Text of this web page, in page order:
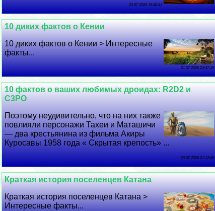
23 07 2026 15:48:43
10 диких фактов о Кении
10 диких фактов о Кении > Интересные
факты...
21 07 2026 23:47:19
10 фактов о ваших любимых дроидах: R2D2 и
C3PO
Поэтому неудивительно, что на них также
повлияли персонажи Тахеи и Маташичи
— два крестьянина из фильма Акиры
Куросавы 1958 года « Скрытая крепость» ...
20 07 2026 21:12:48
Краткая история поселенцев Катана
Краткая история поселенцев Катана >
Интересные факты...